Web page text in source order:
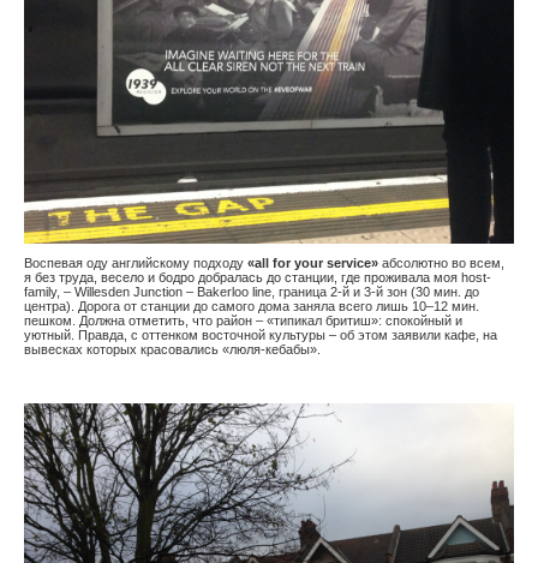
Воспевая оду английскому подходу «аll for your service» абсолютно во всем,
я без труда, весело и бодро добралась до станции, где проживала моя host-
family, – Willesden Junction – Bakerloo line, граница 2-й и 3-й зон (30 мин. до
центра). Дорога от станции до самого дома заняла всего лишь 10–12 мин.
пешком. Должна отметить, что район – «типикал бритиш»: спокойный и
уютный. Правда, с оттенком восточной культуры – об этом заявили кафе, на
вывесках которых красовались «люля-кебабы».